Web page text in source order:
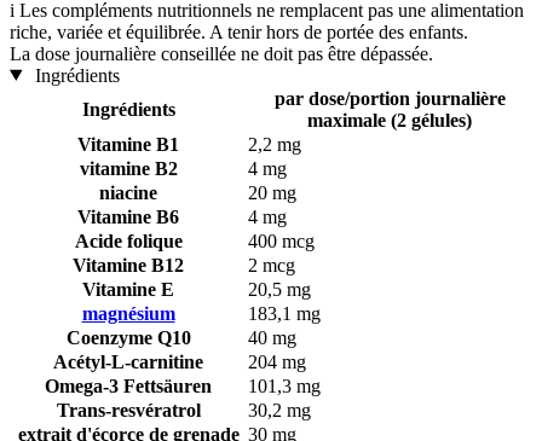
i Les compléments nutritionnels ne remplacent pas une alimentation
riche, variée et équilibrée. A tenir hors de portée des enfants.
La dose journalière conseillée ne doit pas être dépassée.
Ingrédients
Ingrédients
par dose/portion journalière
maximale (2 gélules)
Vitamine B1
2,2 mg
vitamine B2
4 mg
niacine
20 mg
Vitamine B6
4 mg
Acide folique
400 mcg
Vitamine B12
2 mcg
Vitamine E
20,5 mg
magnésium
183,1 mg
Coenzyme Q10
40 mg
Acétyl-L-carnitine
204 mg
Omega-3 Fettsäuren
101,3 mg
Trans-resvératrol
30,2 mg
extrait d'écorce de grenade 30 mg